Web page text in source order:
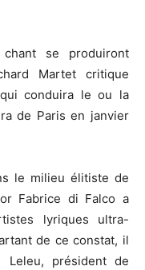
se produiront
Martet critique
conduira le ou la
de Paris en janvier
le milieu élitiste de
Fabrice di Falco a
lyriques ultra-
de ce constat, il
président de